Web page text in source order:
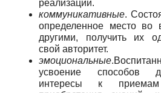
реализации.
коммуникативные.
определенное место во
другими, получить их
свой авторитет.
эмоциональные
усвоение способов
интересы к приемам